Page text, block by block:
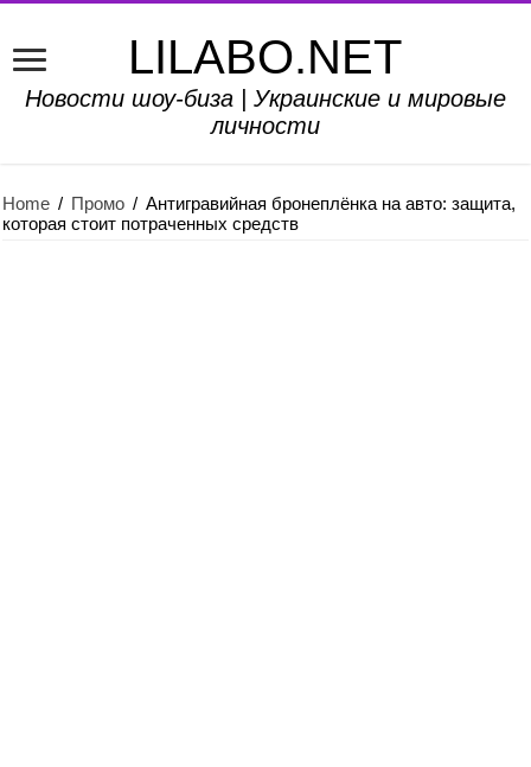
LILABO.NET
Новости шоу-биза | Украинские и мировые
личности
Home / Промо / Антигравийная бронеплёнка на авто: защита,
которая стоит потраченных средств